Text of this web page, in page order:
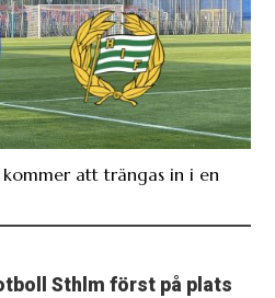
att trängas in i en
Sthlm först på plats